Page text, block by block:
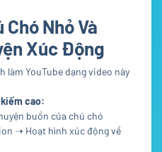
Chó Nhỏ Và
Xúc Động
làm YouTube dạng video này
cao:
buồn của chú chó
➝ Hoạt hình xúc động về